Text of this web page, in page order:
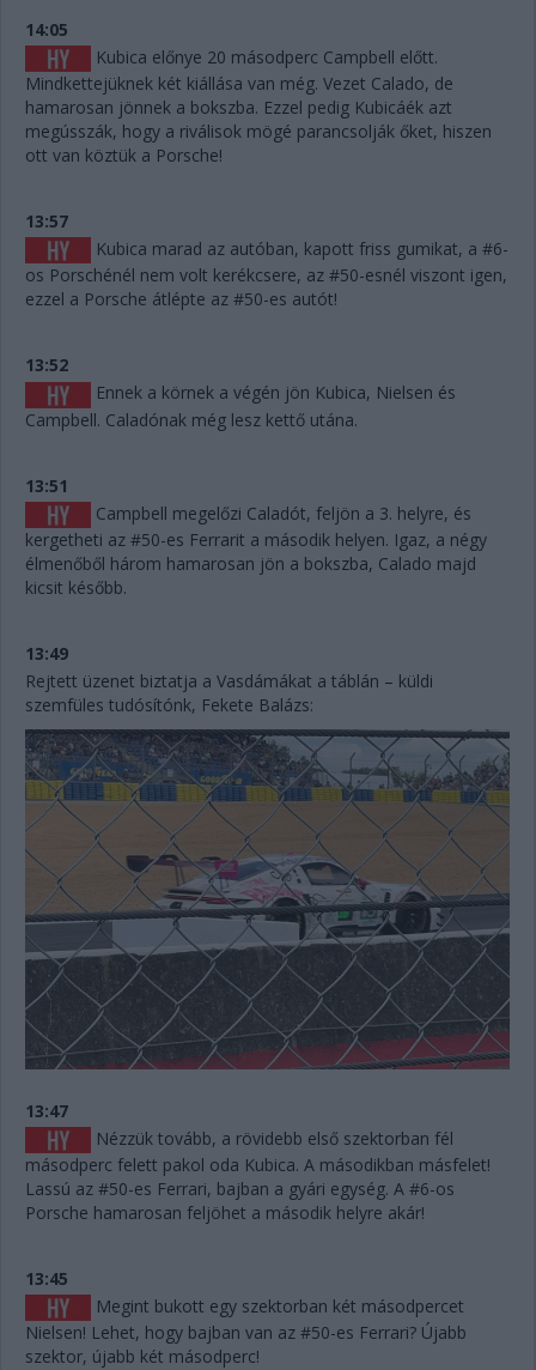
14:05
Kubica előnye 20 másodperc Campbell előtt.
Mindkettejüknek két kiállása van még. Vezet Calado, de
hamarosan jönnek a bokszba. Ezzel pedig Kubicáék azt
megússzák, hogy a riválisok mögé parancsolják őket, hiszen
ott van köztük a Porsche!
13:57
Kubica marad az autóban, kapott friss gumikat, a #6-
os Porschénél nem volt kerékcsere, az #50-esnél viszont igen,
ezzel a Porsche átlépte az #50-es autót!
13:52
Ennek a körnek a végén jön Kubica, Nielsen és
Campbell. Caladónak még lesz kettő utána.
13:51
Campbell megelőzi Caladót, feljön a 3. helyre, és
kergetheti az #50-es Ferrarit a második helyen. Igaz, a négy
élmenőből három hamarosan jön a bokszba, Calado majd
kicsit később.
13:49
Rejtett üzenet biztatja a Vasdámákat a táblán – küldi
szemfüles tudósítónk, Fekete Balázs:
13:47
Nézzük tovább, a rövidebb első szektorban fél
másodperc felett pakol oda Kubica. A másodikban másfelet!
Lassú az #50-es Ferrari, bajban a gyári egység. A #6-os
Porsche hamarosan feljöhet a második helyre akár!
13:45
Megint bukott egy szektorban két másodpercet
Nielsen! Lehet, hogy bajban van az #50-es Ferrari? Újabb
szektor, újabb két másodperc!